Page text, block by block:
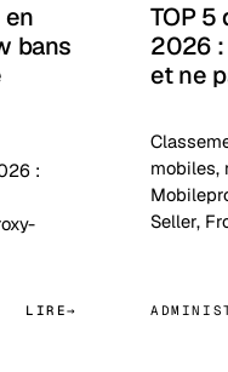
en
bans
:
LIRE
TOP 5
2026
et ne
mobiles,
Seller,